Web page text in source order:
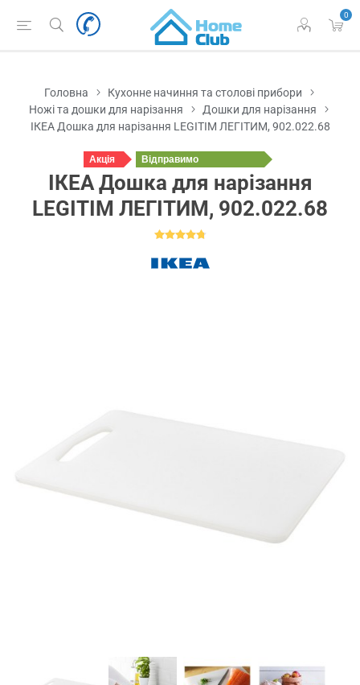
0
Головна
Кухонне начиння та столові прибори
Ножі та дошки для нарізання
Дошки для нарізання
ІКЕА Дошка для нарізання LEGITIM ЛЕГІТИМ, 902.022.68
Акція
Відправимо
завтра
ІКЕА Дошка для нарізання
LEGITIM ЛЕГІТИМ, 902.022.68